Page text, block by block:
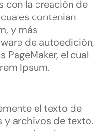
con la creación de
contenian
y más
de autoedición,
PageMaker, el cual
Ipsum.
el texto de
y archivos de texto.